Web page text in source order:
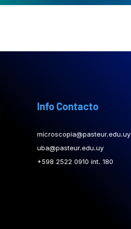
Info Contacto
microscopia@pasteur.edu.uy
uba@pasteur.edu.uy
+598 2522 0910 int. 180